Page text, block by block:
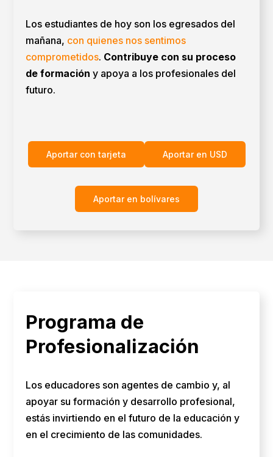
Los estudiantes de hoy son los egresados del
mañana, con quienes nos sentimos
comprometidos. Contribuye con su proceso
de formación y apoya a los profesionales del
futuro.
Aportar con tarjeta Aportar en USD
Aportar en bolívares
Programa de
Profesionalización
Los educadores son agentes de cambio y, al
apoyar su formación y desarrollo profesional,
estás invirtiendo en el futuro de la educación y
en el crecimiento de las comunidades.